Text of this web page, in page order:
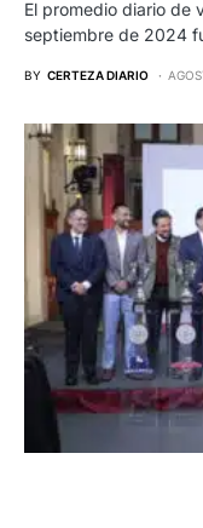
El promedio diario de
septiembre de 2024
BY CERTEZA DIARIO